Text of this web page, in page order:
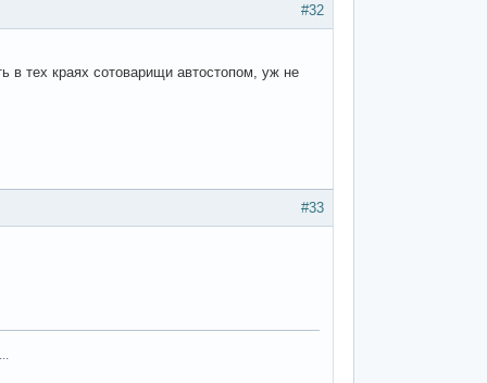
#32
тех краях сотоварищи автостопом, уж не
#33